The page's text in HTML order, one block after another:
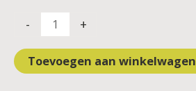
- +
Toevoegen aan winkelwagen